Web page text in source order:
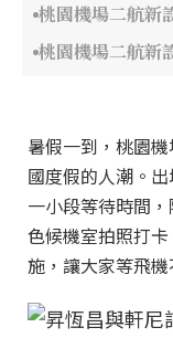
桃園機場二航
桃園機場二航新
暑假一到，桃園
國度假的人潮。
一小段等待時間
色候機室拍照打
施，讓大家等飛機